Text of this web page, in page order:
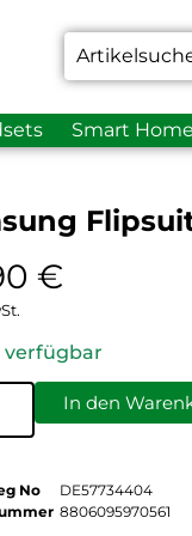
Smart
€
verfügbar
In den
No
DE57734404
8806095970561